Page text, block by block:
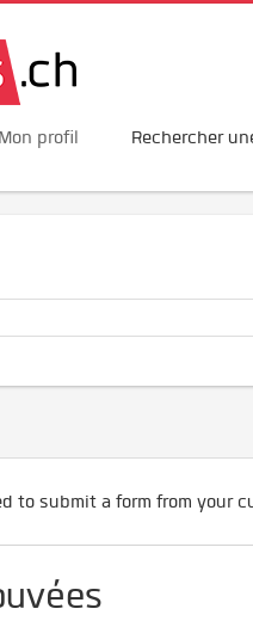
Mon profil Rechercher
to submit a form from your